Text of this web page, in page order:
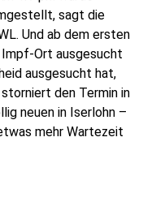
sagt die
Und ab dem ersten
Ort ausgesucht
ausgesucht hat,
den Termin in
neuen in Iserlohn –
mehr Wartezeit